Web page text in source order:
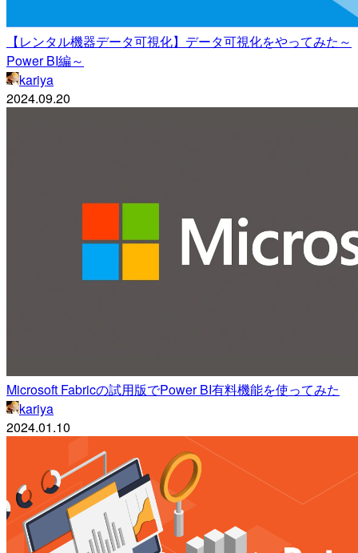
【レンタル機器データ可視化】データ可視化をやってみた～
Power BI編～
kariya
2024.09.20
Microsoft Fabricの試用版でPower BI有料機能を使ってみた
kariya
2024.01.10